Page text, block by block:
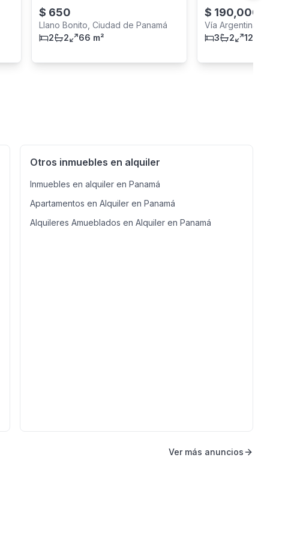
$ 650
Llano Bonito, Ciudad de Panamá
2
2 66 m²
$ 190,000
Vía Argentina, Ciudad
3
2 123 m²
Otros inmuebles en alquiler
Inmuebles en alquiler en Panamá
Apartamentos en Alquiler en Panamá
Alquileres Amueblados en Alquiler en Panamá
Ver más anuncios